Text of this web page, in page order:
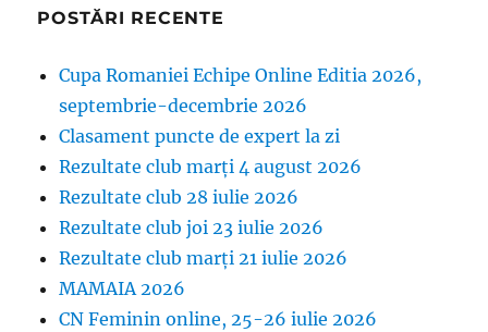
POSTĂRI RECENTE
Cupa Romaniei Echipe Online Editia 2026,
septembrie-decembrie 2026
Clasament puncte de expert la zi
Rezultate club marți 4 august 2026
Rezultate club 28 iulie 2026
Rezultate club joi 23 iulie 2026
Rezultate club marți 21 iulie 2026
MAMAIA 2026
CN Feminin online, 25-26 iulie 2026